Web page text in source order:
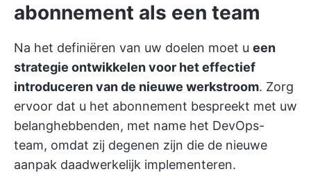
abonnement als een team
Na het definiëren van uw doelen moet u een
strategie ontwikkelen voor het effectief
introduceren van de nieuwe werkstroom. Zorg
ervoor dat u het abonnement bespreekt met uw
belanghebbenden, met name het DevOps-
team, omdat zij degenen zijn die de nieuwe
aanpak daadwerkelijk implementeren.